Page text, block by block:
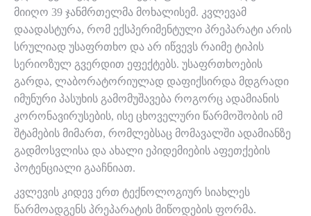
მიიღო 39 ჯანმრთელმა მოხალისემ. კვლევამ
დაადასტურა, რომ ექსპერიმენტული პრეპარატი არის
სრულიად უსაფრთხო და არ იწვევს რაიმე ტიპის
სერიოზულ გვერდით ეფექტებს. უსაფრთხოების
გარდა, ლაბორატორიულად დაფიქსირდა მდგრადი
იმუნური პასუხის გამომუშავება როგორც ადამიანის
კორონავირუსების, ისე ცხოველური წარმოშობის იმ
შტამების მიმართ, რომლებსაც მომავალში ადამიანზე
გადმოსვლისა და ახალი ეპიდემიების აფეთქების
პოტენციალი გააჩნიათ.
კვლევის კიდევ ერთ ტექნოლოგიურ სიახლეს
წარმოადგენს პრეპარატის მიწოდების ფორმა.